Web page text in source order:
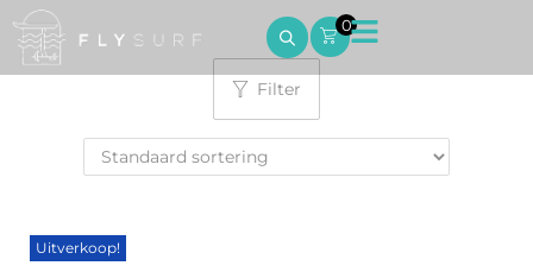
0
Filter
Uitverkoop!